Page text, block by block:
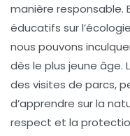
manière responsable.
éducatifs sur
nous pouvons
dès le plus jeune âge.
des visites de parcs,
d’apprendre sur la
respect et la